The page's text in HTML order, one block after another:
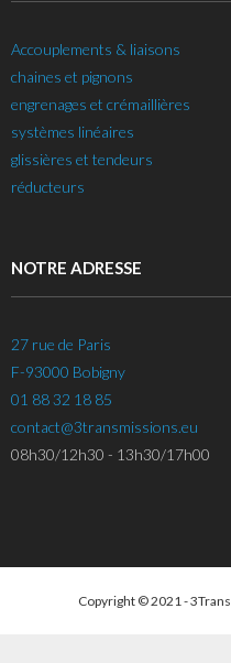
Accouplements & liaisons
chaines et pignons
engrenages et crémaillières
systèmes linéaires
glissières et tendeurs
réducteurs
NOTRE ADRESSE
27 rue de Paris
F-93000 Bobigny
01 88 32 18 85
contact@3transmissions.eu
08h30/12h30 - 13h30/17h00
Copyright © 2021 -